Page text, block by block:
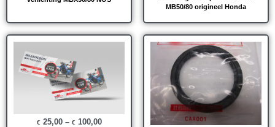
MB50/80 origineel Honda
€ 25,00– € 100,00